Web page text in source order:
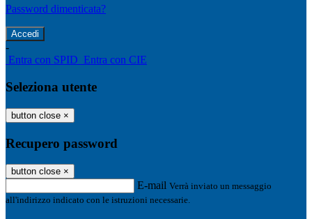
Password dimenticata?
-
Entra con SPID Entra con CIE
Seleziona utente
button close ×
Recupero password
button close ×
E-mail Verrà inviato un messaggio
all'indirizzo indicato con le istruzioni necessarie.